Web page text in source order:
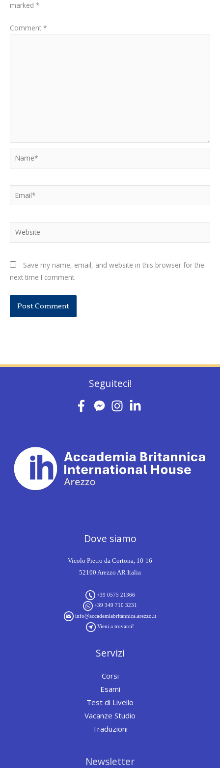
marked *
Comment *
Name*
Website
Save my name, email, and website in this browser for the
next time I comment.
Seguiteci!
Dove siamo
Vicolo Pietro da Cortona, 10-16
52100 Arezzo AR Italia
+39 0575 21366
+39 349 710 3231
info@accademiabritannica.arezzo.it
Vieni a trovarci!
Servizi
Corsi
Esami
Test di Livello
Vacanze Studio
Traduzioni
Newsletter